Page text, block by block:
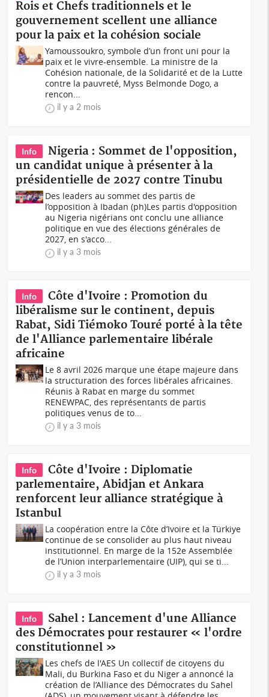
Rois et Chefs traditionnels et le
gouvernement scellent une alliance
pour la paix et la cohésion sociale
Yamoussoukro, symbole d’un front uni pour la
paix et le vivre-ensemble. La ministre de la
Cohésion nationale, de la Solidarité et de la Lutte
contre la pauvreté, Myss Belmonde Dogo, a
rencon...
il y a 2 mois
Info
Nigeria : Sommet de l'opposition,
un candidat unique à présenter à la
présidentielle de 2027 contre Tinubu
Des leaders au sommet des partis de
l’opposition à Ibadan (ph)Les partis d'opposition
au Nigeria nigérians ont conclu une alliance
politique en vue des élections générales de
2027, en s'acco...
il y a 3 mois
Info
Côte d'Ivoire : Promotion du
libéralisme sur le continent, depuis
Rabat, Sidi Tiémoko Touré porté à la tête
de l'Alliance parlementaire libérale
africaine
Le 8 avril 2026 marque une étape majeure dans
la structuration des forces libérales africaines.
Réunis à Rabat en marge du sommet
RENEWPAC, des représentants de partis
politiques venus de to...
il y a 3 mois
Info
Côte d'Ivoire : Diplomatie
parlementaire, Abidjan et Ankara
renforcent leur alliance stratégique à
Istanbul
La coopération entre la Côte d’Ivoire et la Türkiye
continue de se consolider au plus haut niveau
institutionnel. En marge de la 152e Assemblée
de l’Union interparlementaire (UIP), qui se ti...
il y a 3 mois
Info
Sahel : Lancement d'une Alliance
des Démocrates pour restaurer « l'ordre
constitutionnel »
Les chefs de l'AES Un collectif de citoyens du
Mali, du Burkina Faso et du Niger a annoncé la
création de l’Alliance des Démocrates du Sahel